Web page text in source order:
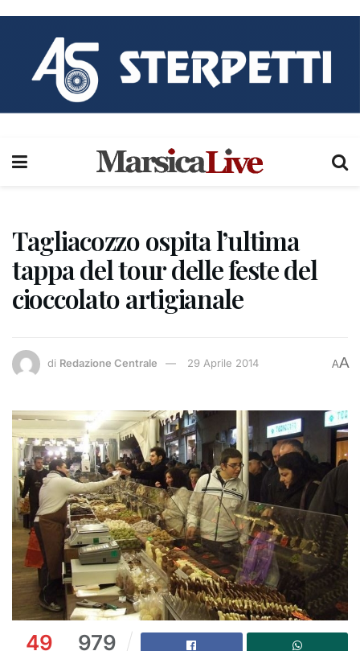
Tagliacozzo ospita l’ultima
tappa del tour delle feste del
cioccolato artigianale
di Redazione Centrale 29 Aprile 2014 AA
49 979